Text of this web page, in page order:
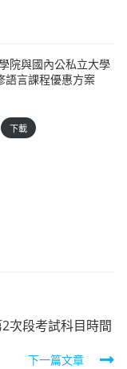
院與國內公私立大學
語言課程優惠方案
下載
次段考試科目時間
下一篇文章